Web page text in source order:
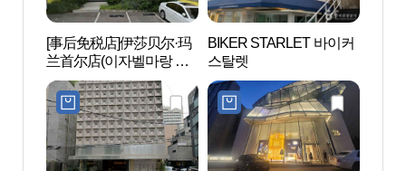
[事后免税店]伊莎贝尔·玛
兰首尔店(이자벨마랑 서
울점)
BIKER STARLET 바이커
스탈렛